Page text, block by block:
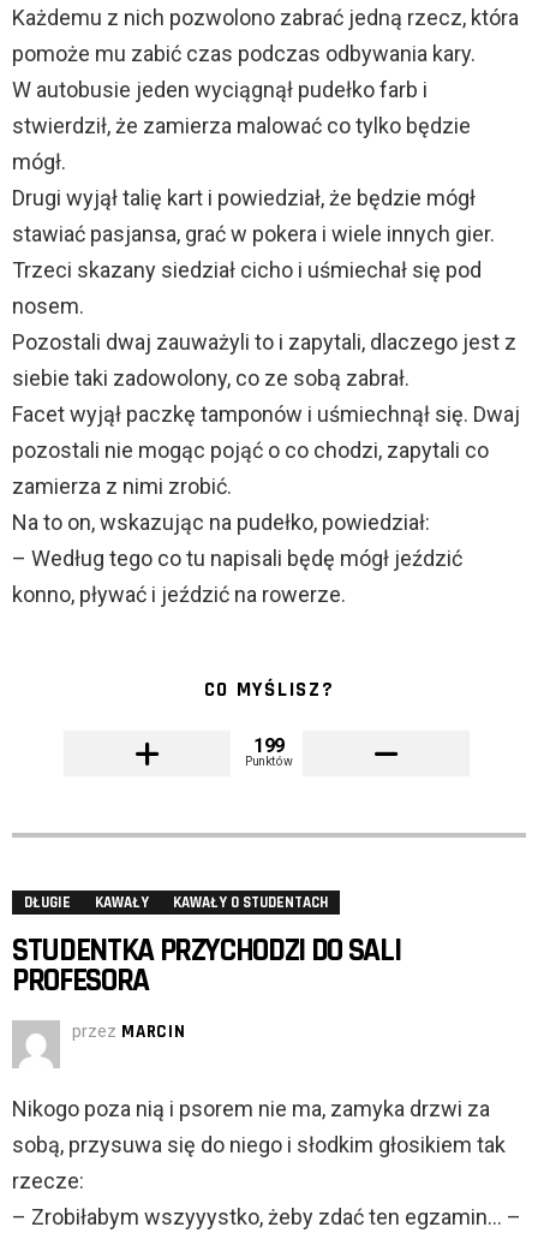
Każdemu z nich pozwolono zabrać jedną rzecz, która
pomoże mu zabić czas podczas odbywania kary.
W autobusie jeden wyciągnął pudełko farb i
stwierdził, że zamierza malować co tylko będzie
mógł.
Drugi wyjął talię kart i powiedział, że będzie mógł
stawiać pasjansa, grać w pokera i wiele innych gier.
Trzeci skazany siedział cicho i uśmiechał się pod
nosem.
Pozostali dwaj zauważyli to i zapytali, dlaczego jest z
siebie taki zadowolony, co ze sobą zabrał.
Facet wyjął paczkę tamponów i uśmiechnął się. Dwaj
pozostali nie mogąc pojąć o co chodzi, zapytali co
zamierza z nimi zrobić.
Na to on, wskazując na pudełko, powiedział:
– Według tego co tu napisali będę mógł jeździć
konno, pływać i jeździć na rowerze.
CO MYŚLISZ?
199
Punktów
DŁUGIE KAWAŁY KAWAŁY O STUDENTACH
STUDENTKA PRZYCHODZI DO SALI
PROFESORA
przez MARCIN
Nikogo poza nią i psorem nie ma, zamyka drzwi za
sobą, przysuwa się do niego i słodkim głosikiem tak
rzecze:
– Zrobiłabym wszyyystko, żeby zdać ten egzamin… –